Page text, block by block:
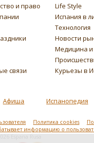
и право
Life Style
Испания в
Технология
Новости
Медицина
связи
Курьезы в
Афиша Испанопедия
Политика cookies
информацию о